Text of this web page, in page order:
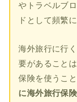
やトラベルブ
ドとして頻繁
海外旅行に行
要があること
保険を使うこと
に海外旅行保